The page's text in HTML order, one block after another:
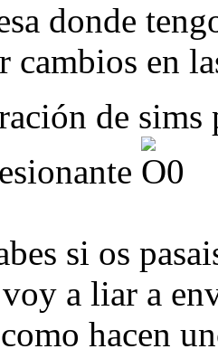
donde
cambios en
de
si os
a liar a
hacen